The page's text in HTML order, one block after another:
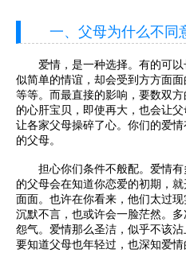
一、父母为什么不同
爱情，是一种选择。有的可以
似简单的情谊，却会受到方方面
等等。而最直接的影响，要数双
的心肝宝贝，即使再大，也会让
让各家父母操碎了心。你们的爱
的父母。
担心你们条件不般配。爱情有
的父母会在知道你恋爱的初期，
面面。也许在你看来，他们太过
沉默不言，也或许会一脸茫然。
怨气。爱情那么圣洁，似乎不该
要知道父母也年轻过，也深知爱情